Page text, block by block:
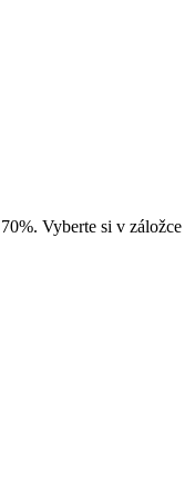
Vyberte si v záložce